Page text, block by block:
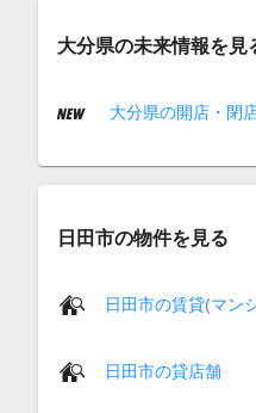
大分県の未来情報を見
大分県の開店・閉
日田市の物件を見る
日田市の賃貸(マン
日田市の貸店舗